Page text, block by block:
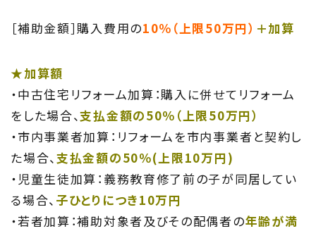
［補助金額］購入費用の10％（上限50万円） ＋加算
★加算額
・中古住宅リフォーム加算：購入に併せてリフォーム
をした場合、支払金額の50％（上限50万円）
・市内事業者加算：リフォームを市内事業者と契約し
た場合、支払金額の50％(上限10万円)
・児童生徒加算：義務教育修了前の子が同居してい
る場合、 子ひとりにつき10万円
・若者加算：補助対象者及びその配偶者の年齢が満